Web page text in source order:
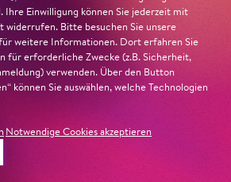
der Kategorie »Darsteller:in
Rollendebüt als
in Barrie KoskysLady
sei jederzeit authentisch, ziehe das
fordere zum Miterleben und
im Saal bliebe teilnahmslos
Ambur Braids stimmliche Wucht
Ihre Einwilligung können Sie jederzeit mit
widerrufen. Bitte besuchen Sie unsere
weitere Informationen. Dort erfahren Sie
für erforderliche Zwecke (z.B. Sicherheit,
verwenden. Über den Button
können Sie auswählen, welche Technologien
Notwendige Cookies akzeptieren